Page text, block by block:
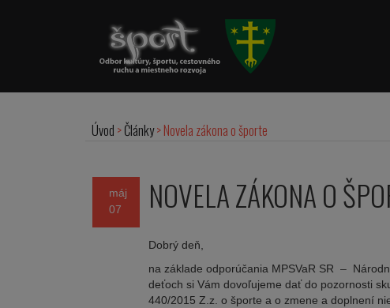
Úvod >Články>Novela zákona o športe
máj
07
NOVELA ZÁKONA O
Dobrý deň,
na základe odporúčania MPSVaR SR –
deťoch si Vám dovoľujeme dať do pozornosti
440/2015 Z.z. o športe a o zmene a doplnení